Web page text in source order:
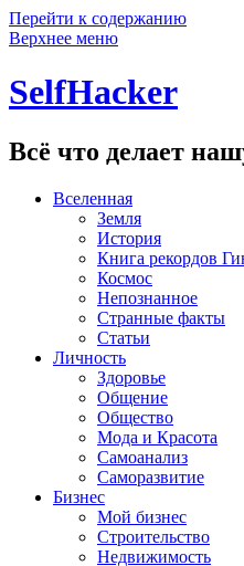
Перейти к содержанию
Верхнее меню
SelfHacker
Всё что делает
Вселенная
Земля
История
Книга рекордов
Космос
Непознанное
Странные факты
Статьи
Личность
Здоровье
Общение
Общество
Мода и Красота
Самоанализ
Саморазвитие
Бизнес
Мой бизнес
Строительство
Недвижимость